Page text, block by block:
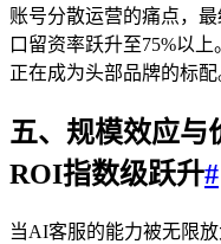
账号分散运营的痛点，
口留资率跃升至75%以上
正在成为头部品牌的标配
五、规模效应与
ROI指数级跃升#
当AI客服的能力被无限